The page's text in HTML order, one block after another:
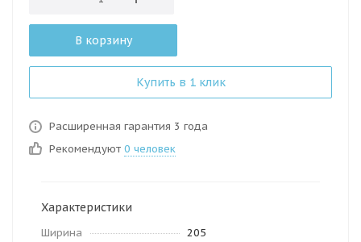
В корзину
Купить в 1 клик
Расширенная гарантия 3 года
Рекомендуют 0 человек
Характеристики
Ширина
205